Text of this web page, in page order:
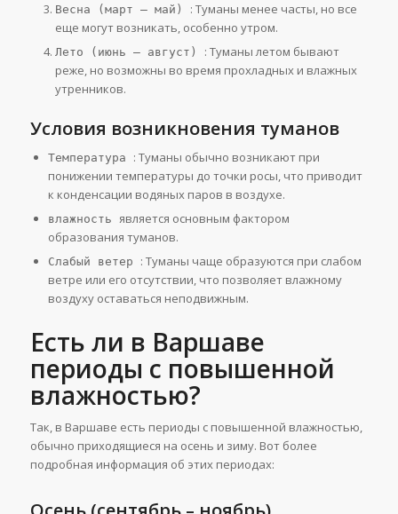
Весна (март – май) : Туманы менее часты, но все
еще могут возникать, особенно утром.
Лето (июнь – август) : Туманы летом бывают
реже, но возможны во время прохладных и влажных
утренников.
Условия возникновения туманов
Температура : Туманы обычно возникают при
понижении температуры до точки росы, что приводит
к конденсации водяных паров в воздухе.
влажность является основным фактором
образования туманов.
Слабый ветер : Туманы чаще образуются при слабом
ветре или его отсутствии, что позволяет влажному
воздуху оставаться неподвижным.
Есть ли в Варшаве
периоды с повышенной
влажностью?
Так, в Варшаве есть периоды с повышенной влажностью,
обычно приходящиеся на осень и зиму. Вот более
подробная информация об этих периодах: